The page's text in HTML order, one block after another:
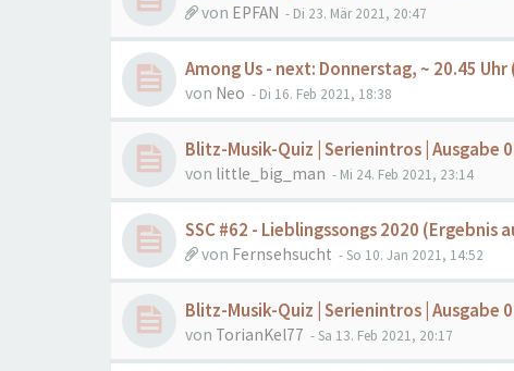
von EPFAN - Di 23. Mär 2021, 20:47
Among Us - next: Donnerstag, ~ 20.45 Uhr
von Neo - Di 16. Feb 2021, 18:38
Blitz-Musik-Quiz | Serienintros | Ausgabe
von little_big_man - Mi 24. Feb 2021, 23:14
SSC #62 - Lieblingssongs 2020 (Ergebnis
von Fernsehsucht - So 10. Jan 2021, 14:52
Blitz-Musik-Quiz | Serienintros | Ausgabe
von TorianKel77 - Sa 13. Feb 2021, 20:17